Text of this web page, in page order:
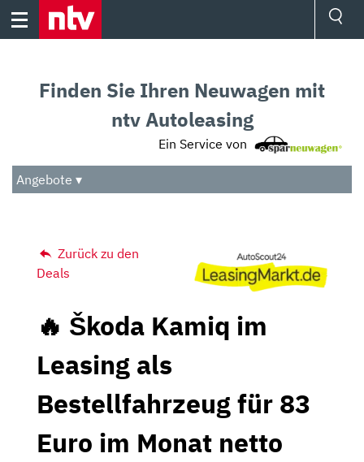
Skip
Audio
Das Beste
Finden Sie Ihren Neuwagen mit
ntv Autoleasing
Ein Service von
Angebote ▾
Zurück zu den
Deals
🔥 Škoda Kamiq im
Leasing als
Bestellfahrzeug für 83
Euro im Monat netto